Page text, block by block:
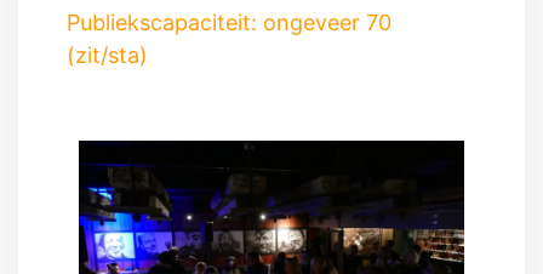
Publiekscapaciteit: ongeveer 70
(zit/sta)